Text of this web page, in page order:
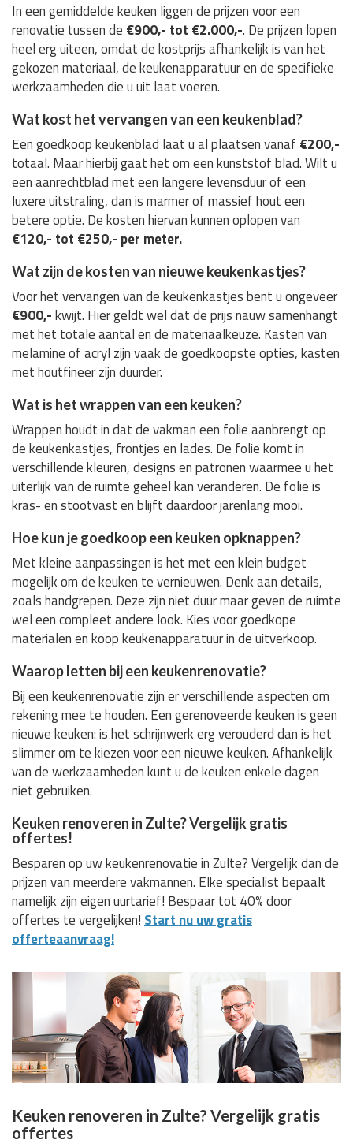
In een gemiddelde keuken liggen de prijzen voor een
renovatie tussen de €900,- tot €2.000,-. De prijzen lopen
heel erg uiteen, omdat de kostprijs afhankelijk is van het
gekozen materiaal, de keukenapparatuur en de specifieke
werkzaamheden die u uit laat voeren.
Wat kost het vervangen van een keukenblad?
Een goedkoop keukenblad laat u al plaatsen vanaf €200,-
totaal. Maar hierbij gaat het om een kunststof blad. Wilt u
een aanrechtblad met een langere levensduur of een
luxere uitstraling, dan is marmer of massief hout een
betere optie. De kosten hiervan kunnen oplopen van
€120,- tot €250,- per meter.
Wat zijn de kosten van nieuwe keukenkastjes?
Voor het vervangen van de keukenkastjes bent u ongeveer
€900,-kwijt. Hier geldt wel dat de prijs nauw samenhangt
met het totale aantal en de materiaalkeuze. Kasten van
melamine of acryl zijn vaak de goedkoopste opties, kasten
met houtfineer zijn duurder.
Wat is het wrappen van een keuken?
Wrappen houdt in dat de vakman een folie aanbrengt op
de keukenkastjes, frontjes en lades. De folie komt in
verschillende kleuren, designs en patronen waarmee u het
uiterlijk van de ruimte geheel kan veranderen. De folie is
kras- en stootvast en blijft daardoor jarenlang mooi.
Hoe kun je goedkoop een keuken opknappen?
Met kleine aanpassingen is het met een klein budget
mogelijk om de keuken te vernieuwen. Denk aan details,
zoals handgrepen. Deze zijn niet duur maar geven de ruimte
wel een compleet andere look. Kies voor goedkope
materialen en koop keukenapparatuur in de uitverkoop.
Waarop letten bij een keukenrenovatie?
Bij een keukenrenovatie zijn er verschillende aspecten om
rekening mee te houden. Een gerenoveerde keuken is geen
nieuwe keuken: is het schrijnwerk erg verouderd dan is het
slimmer om te kiezen voor een nieuwe keuken. Afhankelijk
van de werkzaamheden kunt u de keuken enkele dagen
niet gebruiken.
Keuken renoveren in Zulte? Vergelijk gratis
offertes!
Besparen op uw keukenrenovatie in Zulte? Vergelijk dan de
prijzen van meerdere vakmannen. Elke specialist bepaalt
namelijk zijn eigen uurtarief! Bespaar tot 40% door
offertes te vergelijken! Start nu uw gratis
offerteaanvraag!
Keuken renoveren in Zulte? Vergelijk gratis
offertes